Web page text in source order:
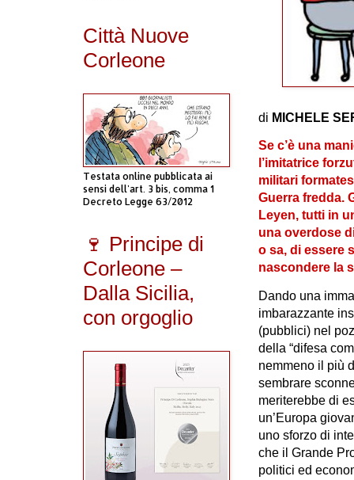
di MICHELE
Se c’è una
l’imitatrice
militari
Guerra fredda.
Leyen, tutti in
una overdose
o sa, di essere
nascondere la
Dando una
imbarazzante
(pubblici) nel
della “difesa
nemmeno il più
sembrare
meriterebbe di
un’Europa
uno sforzo di
che il Grande
politici ed
Città Nuove
Corleone
Testata online pubblicata ai
sensi dell'art. 3 bis, comma 1
Decreto Legge 63/2012
🍷 Principe di
Corleone –
Dalla Sicilia,
con orgoglio